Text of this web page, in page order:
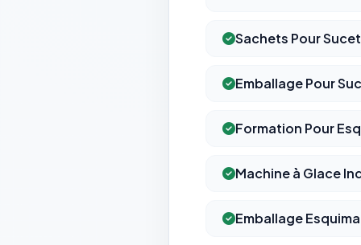
Sachets Pour
Emballage Pour
Formation Pour
Machine à Glace
Emballage